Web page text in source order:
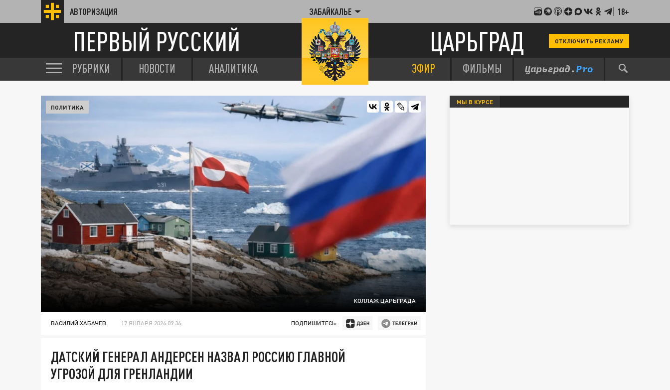
АВТОРИЗАЦИЯ ЗАБАЙКАЛЬЕ 18+
ПЕРВЫЙ РУССКИЙ ЦАРЬГРАД ОТКЛЮЧИТЬ РЕКЛАМУ
РУБРИКИ НОВОСТИ АНАЛИТИКА ЭФИР ФИЛЬМЫ
КОЛЛАЖ ЦАРЬГРАДА
ПОЛИТИКА
ВАСИЛИЙ ХАБАЧЕВ 17 ЯНВАРЯ 2026 09:36 ПОДПИШИТЕСЬ:
ДАТСКИЙ ГЕНЕРАЛ АНДЕРСЕН НАЗВАЛ РОССИЮ ГЛАВНОЙ
УГРОЗОЙ ДЛЯ ГРЕНЛАНДИИ
МЫ В КУРСЕ